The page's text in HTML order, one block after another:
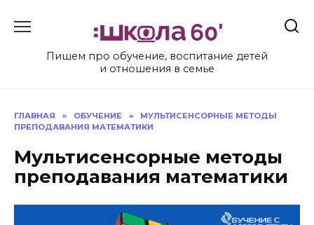
Пишем про обучение, воспитание детей
и отношения в семье
ГЛАВНАЯ » ОБУЧЕНИЕ »
МУЛЬТИСЕНСОРНЫЕ МЕТОДЫ
ПРЕПОДАВАНИЯ МАТЕМАТИКИ
Мультисенсорные методы
преподавания математики